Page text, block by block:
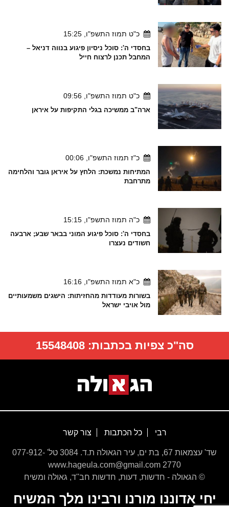
כ"ט תמוז התשפ"ו, 15:25
בחסדי ה': סוכל ניסיון פיגוע בנווה דניאל –
המחבל תכנן לרצוח חייל
כ"ט תמוז התשפ"ו, 09:56
ארה"ב ממשיכה בגלי התקיפות על איראן
כ"ז תמוז התשפ"ו, 00:06
המתיחות נמשכת: הלחץ על איראן גובר והלחימה
מתרחבת
כ"ה תמוז התשפ"ו, 15:15
בחסדי ה': סוכל פיגוע המוני בבאר שבע; ארבעה
חשודים נעצרו
כ"א תמוז התשפ"ו, 16:16
בשורות מעודדות מהחזיתות: הישגים משמעותיים
מול אויבי ישראל
סה"כ צפיות בכתבות:15548408
רבי כל הכתבות צור קשר
שד' עצמאות 67, בת ים, עיר הגאולה ת.ד. 3084 טל' 077-912-
2770 www.hageula.com@gmail.com
© הגאולה - חדשות, דעות, חדשות חב''ד, גאולה ומשיח
יחי אדוננו מורנו ורבינו מלך המשיח